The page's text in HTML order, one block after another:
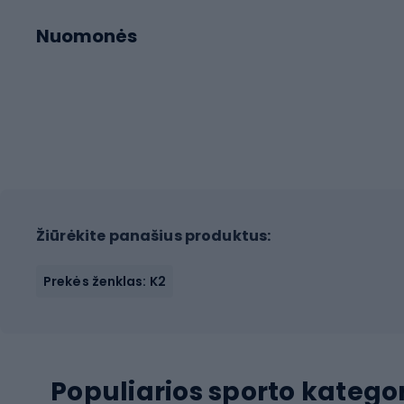
Nuomonės
Žiūrėkite panašius produktus:
Prekės ženklas: K2
Populiarios sporto